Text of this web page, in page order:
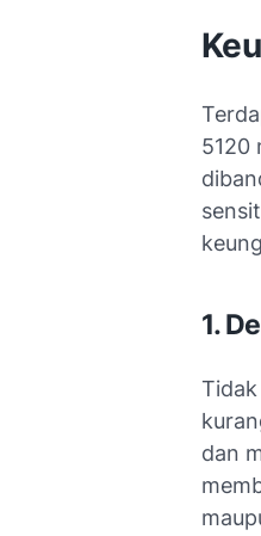
5120
1.
dan